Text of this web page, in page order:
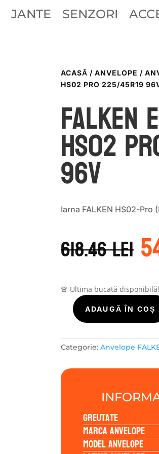
JANTE SENZORI
ACASĂ / ANVELOPE /
HS02 PRO 225/45R19
Falken
HS02
96V
Iarna FALKEN HS02-Pro
618.46lei a
🚨 Ultima bucată
Cantitate
Falken
EUROWINTER
HS02
225/45R19
96V
ADAUGĂ ÎN COȘ
Categorie: Anvelope
Greutate
Marca anvelope
Model anvelope